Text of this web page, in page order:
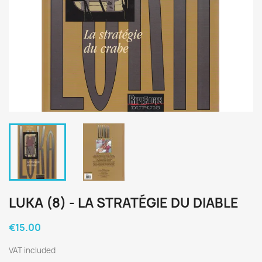
LUKA (8) - LA STRATÉGIE DU DIABLE
€15.00
VAT included